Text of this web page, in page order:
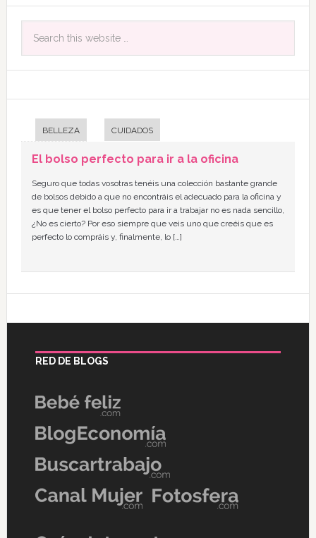
BELLEZA CUIDADOS
El bolso perfecto para ir a la oficina
Seguro que todas vosotras tenéis una colección bastante grande
de bolsos debido a que no encontráis el adecuado para la oficina y
es que tener el bolso perfecto para ir a trabajar no es nada sencillo,
¿No es cierto? Por eso siempre que veis uno que creéis que es
perfecto lo compráis y, finalmente, lo […]
RED DE BLOGS